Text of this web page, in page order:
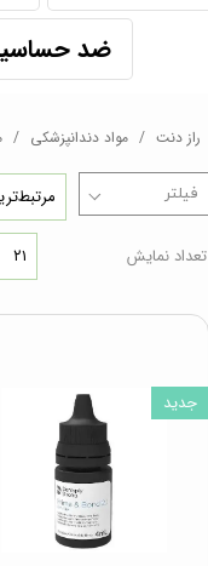
ضد
راز دنت مواد دندانپزشکی
تعداد نمایش ۲۱
جدید